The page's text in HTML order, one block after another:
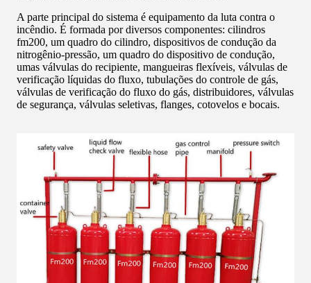
A parte principal do sistema é equipamento da luta contra o
incêndio. É formada por diversos componentes: cilindros
fm200, um quadro do cilindro, dispositivos de condução da
nitrogênio-pressão, um quadro do dispositivo de condução,
umas válvulas do recipiente, mangueiras flexíveis, válvulas de
verificação líquidas do fluxo, tubulações do controle de gás,
válvulas de verificação do fluxo do gás, distribuidores, válvulas
de segurança, válvulas seletivas, flanges, cotovelos e bocais.